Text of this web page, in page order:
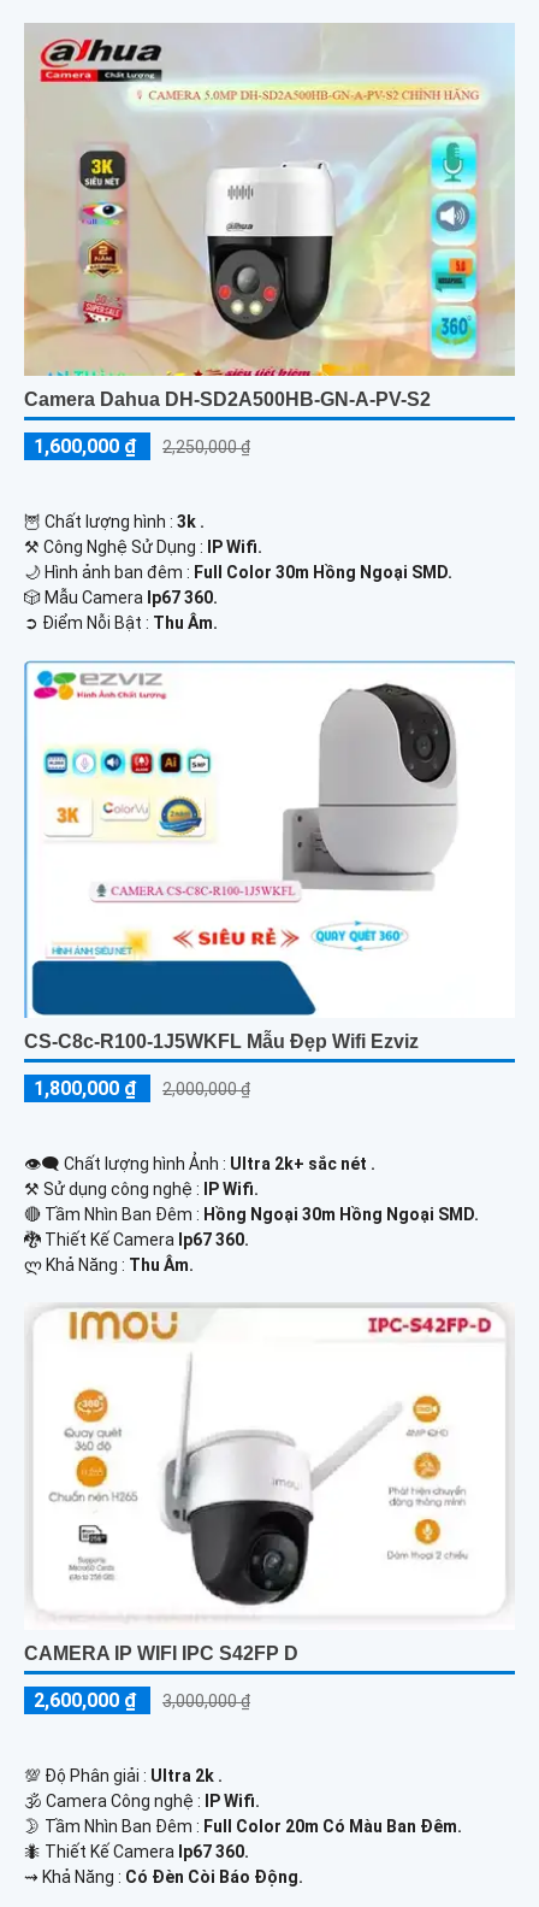
Camera Dahua DH-SD2A500HB-GN-A-PV-S2
1,600,000 ₫ 2,250,000 ₫
🦉 Chất lượng hình : 3k .
⚒ Công Nghệ Sử Dụng :
IP Wifi.
🌙 Hình ảnh ban đêm : Full Color 30m Hồng Ngoại SMD.
🎲 Mẫu Camera Ip67 360.
️➲ Điểm Nỗi Bật : Thu Âm.
CS-C8c-R100-1J5WKFL Mẫu Đẹp Wifi Ezviz
1,800,000 ₫ 2,000,000 ₫
👁️‍🗨 Chất lượng hình Ảnh : Ultra 2k+ sắc nét .
⚒ Sử dụng công nghệ :
IP Wifi.
🔴 Tầm Nhìn Ban Đêm : Hồng Ngoại 30m Hồng Ngoại SMD.
🐉️ Thiết Kế Camera Ip67 360.
️ლ Khả Năng : Thu Âm.
CAMERA IP WIFI IPC S42FP D
2,600,000 ₫ 3,000,000 ₫
💯 Độ Phân giải : Ultra 2k .
🕉️ Camera Công nghệ : IP Wifi.
🌛 Tầm Nhìn Ban Đêm : Full Color 20m Có Màu Ban Đêm.
🐜 Thiết Kế Camera Ip67 360.
️⇝ Khả Năng : Có Đèn Còi Báo Động.